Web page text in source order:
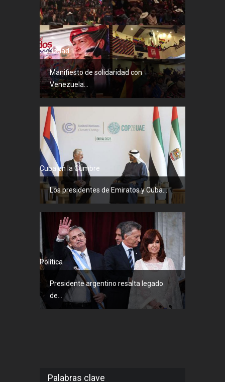
Sociedad
Manifiesto de solidaridad con
Venezuela...
Cuba en la Cumbre
Los presidentes de Emiratos y Cuba...
Política
Presidente argentino resalta legado
de...
Palabras clave